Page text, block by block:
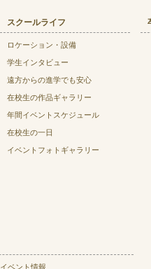
スクールライフ
ロケーション・設備
学生インタビュー
遠方からの進学でも安心
在校生の作品ギャラリー
年間イベントスケジュール
在校生の一日
イベントフォトギャラリー
イベント情報